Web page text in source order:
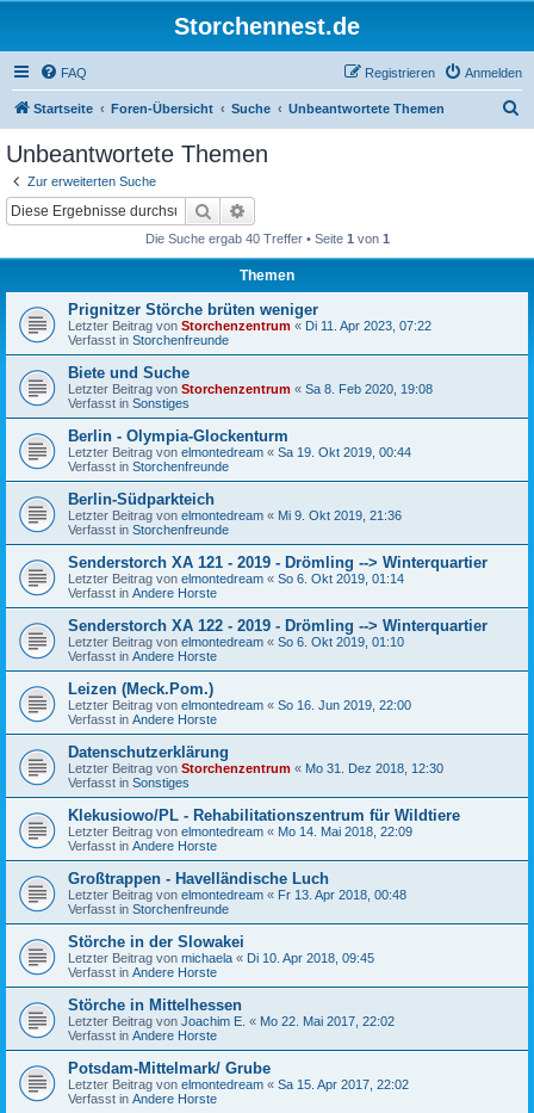
Storchennest.de
FAQ Anmelden
Registrieren
Startseite Foren-Übersicht Suche Unbeantwortete Themen
Unbeantwortete Themen
Zur erweiterten Suche
Suche
Die Suche ergab 40 Treffer • Seite 1 von 1
Themen
Prignitzer Störche brüten weniger
Letzter Beitrag von Storchenzentrum « Di 11. Apr 2023, 07:22
Verfasst in Storchenfreunde
Biete und Suche
Letzter Beitrag von Storchenzentrum « Sa 8. Feb 2020, 19:08
Verfasst in Sonstiges
Berlin - Olympia-Glockenturm
Letzter Beitrag von elmontedream « Sa 19. Okt 2019, 00:44
Verfasst in Storchenfreunde
Berlin-Südparkteich
Letzter Beitrag von elmontedream « Mi 9. Okt 2019, 21:36
Verfasst in Storchenfreunde
Senderstorch XA 121 - 2019 - Drömling --> Winterquartier
Letzter Beitrag von elmontedream « So 6. Okt 2019, 01:14
Verfasst in Andere Horste
Senderstorch XA 122 - 2019 - Drömling --> Winterquartier
Letzter Beitrag von elmontedream « So 6. Okt 2019, 01:10
Verfasst in Andere Horste
Leizen (Meck.Pom.)
Letzter Beitrag von elmontedream « So 16. Jun 2019, 22:00
Verfasst in Andere Horste
Datenschutzerklärung
Letzter Beitrag von Storchenzentrum « Mo 31. Dez 2018, 12:30
Verfasst in Sonstiges
Klekusiowo/PL - Rehabilitationszentrum für Wildtiere
Letzter Beitrag von elmontedream « Mo 14. Mai 2018, 22:09
Verfasst in Andere Horste
Großtrappen - Havelländische Luch
Letzter Beitrag von elmontedream « Fr 13. Apr 2018, 00:48
Verfasst in Storchenfreunde
Störche in der Slowakei
Letzter Beitrag von michaela « Di 10. Apr 2018, 09:45
Verfasst in Andere Horste
Störche in Mittelhessen
Letzter Beitrag von Joachim E. « Mo 22. Mai 2017, 22:02
Verfasst in Andere Horste
Potsdam-Mittelmark/ Grube
Letzter Beitrag von elmontedream « Sa 15. Apr 2017, 22:02
Verfasst in Andere Horste